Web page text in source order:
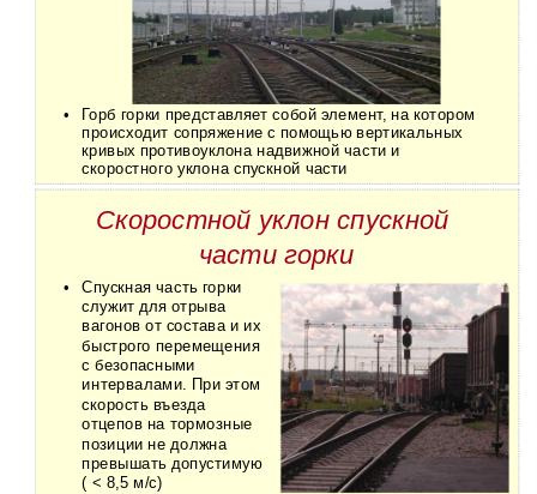
• Горб горки представляет собой элемент, на котором
происходит сопряжение с помощью вертикальных
кривых противоуклона надвижной части и
скоростного уклона спускной части
Скоростной уклон спускной
части горки
• Спускная часть горки
служит для отрыва
вагонов от состава и их
быстрого перемещения
с безопасными
интервалами. При этом
скорость въезда
отцепов на тормозные
позиции не должна
превышать допустимую
( < 8,5 м/с)